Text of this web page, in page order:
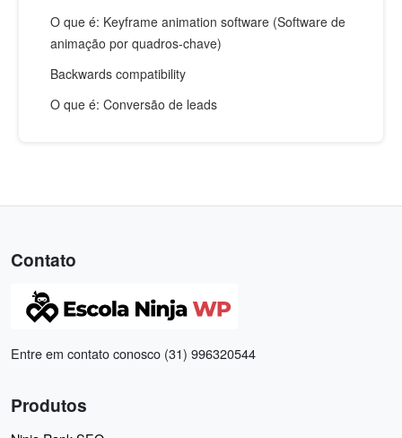
O que é: Keyframe animation software (Software de
animação por quadros-chave)
Backwards compatibility
O que é: Conversão de leads
Contato
Entre em contato conosco (31) 996320544
Produtos